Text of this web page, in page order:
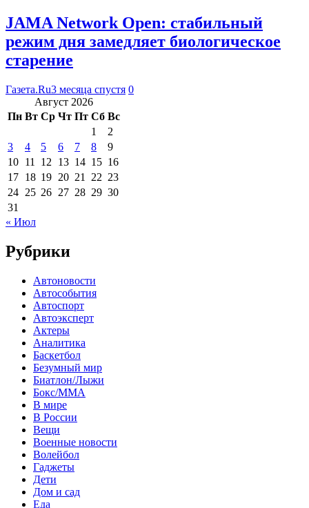
JAMA Network Open: стабильный
режим дня замедляет биологическое
старение
Газета.Ru3 месяца спустя 0
Август 2026
Пн Вт Ср Чт Пт Сб Вс
1
2
3
4 5 6 7 8
9
10 11 12 13 14 15 16
17 18 19 20 21 22 23
24 25 26 27 28 29 30
31
« Июл
Рубрики
Автоновости
Автособытия
Автоспорт
Автоэксперт
Актеры
Аналитика
Баскетбол
Безумный мир
Биатлон/Лыжи
Бокс/MMA
В мире
В России
Вещи
Военные новости
Волейбол
Гаджеты
Дети
Дом и сад
Еда